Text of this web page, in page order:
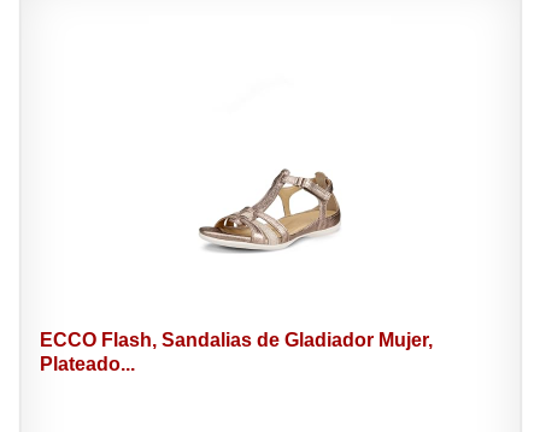
ECCO Flash, Sandalias de Gladiador Mujer,
Plateado...